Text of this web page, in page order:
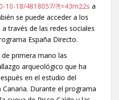
10-18/4818057/?t=43m22s a
se puede acceder a los
través de las redes sociales
España Directo.
primera mano las
arqueológico que ha
en el estudio del
Durante el programa